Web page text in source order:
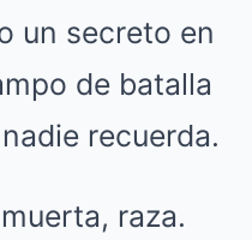
un secreto en
de batalla
recuerda.
raza.